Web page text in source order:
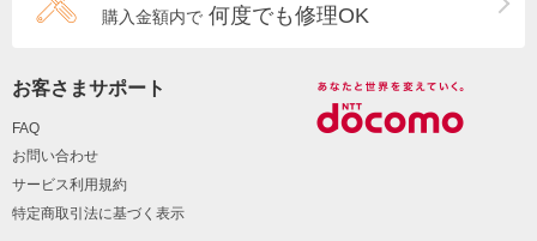
購入金額内で 何度でも修理OK
お客さまサポート
FAQ
お問い合わせ
サービス利用規約
特定商取引法に基づく表示